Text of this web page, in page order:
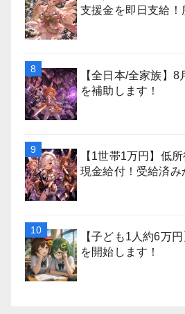
支援金を即日支給！
【全日本/全家族】
を補助します！
【1世帯1万円】低
現金給付！受給済み
【子ども1人約6万
を開始します！